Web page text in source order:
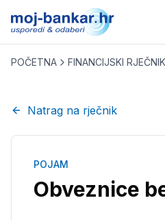
POČETNA FINANCIJSKI RJEČNIK
Natrag na rječnik
POJAM
Obveznice